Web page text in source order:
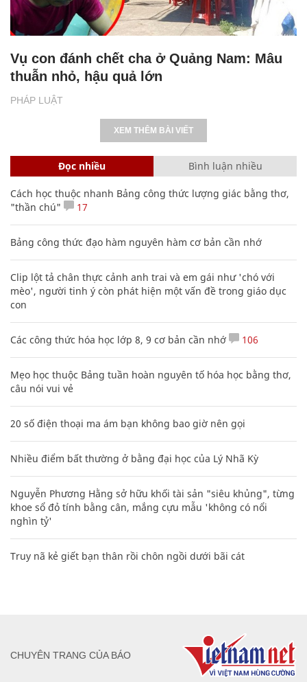
PHÁP LUẬT
Vụ con đánh chết cha ở Quảng Nam: Mâu
thuẫn nhỏ, hậu quả lớn
XEM THÊM BÀI VIẾT
Đọc nhiều Bình luận nhiều
Cách học thuộc nhanh Bảng công thức lượng giác bằng thơ,
"thần chú"
17
Bảng công thức đạo hàm nguyên hàm cơ bản cần nhớ
Clip lột tả chân thực cảnh anh trai và em gái như 'chó với
mèo', người tinh ý còn phát hiện một vấn đề trong giáo dục
con
Các công thức hóa học lớp 8, 9 cơ bản cần nhớ 106
Mẹo học thuộc Bảng tuần hoàn nguyên tố hóa học bằng thơ,
câu nói vui vẻ
20 số điện thoại ma ám bạn không bao giờ nên gọi
Nhiều điểm bất thường ở bằng đại học của Lý Nhã Kỳ
Nguyễn Phương Hằng sở hữu khối tài sản "siêu khủng", từng
khoe sổ đỏ tính bằng cân, mắng cựu mẫu 'không có nổi
nghìn tỷ'
Truy nã kẻ giết bạn thân rồi chôn ngồi dưới bãi cát
CHUYÊN TRANG CỦA BÁO